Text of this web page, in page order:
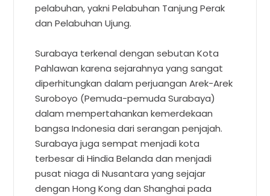
pelabuhan, yakni Pelabuhan Tanjung Perak
dan Pelabuhan Ujung.
Surabaya terkenal dengan sebutan Kota
Pahlawan karena sejarahnya yang sangat
diperhitungkan dalam perjuangan Arek-Arek
Suroboyo (Pemuda-pemuda Surabaya)
dalam mempertahankan kemerdekaan
bangsa Indonesia dari serangan penjajah.
Surabaya juga sempat menjadi kota
terbesar di Hindia Belanda dan menjadi
pusat niaga di Nusantara yang sejajar
dengan Hong Kong dan Shanghai pada